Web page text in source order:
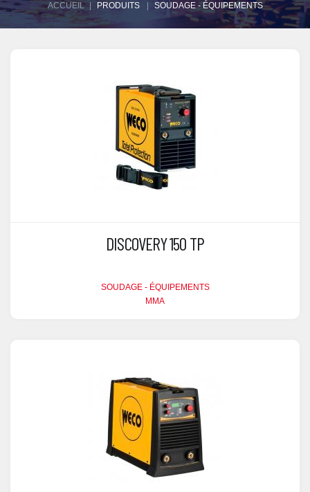
ACCUEIL | PRODUITS SOUDAGE - ÉQUIPEMENTS
DISCOVERY 150 TP
SOUDAGE - ÉQUIPEMENTS
MMA